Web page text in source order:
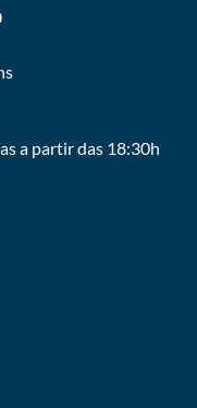
a partir das 18:30h